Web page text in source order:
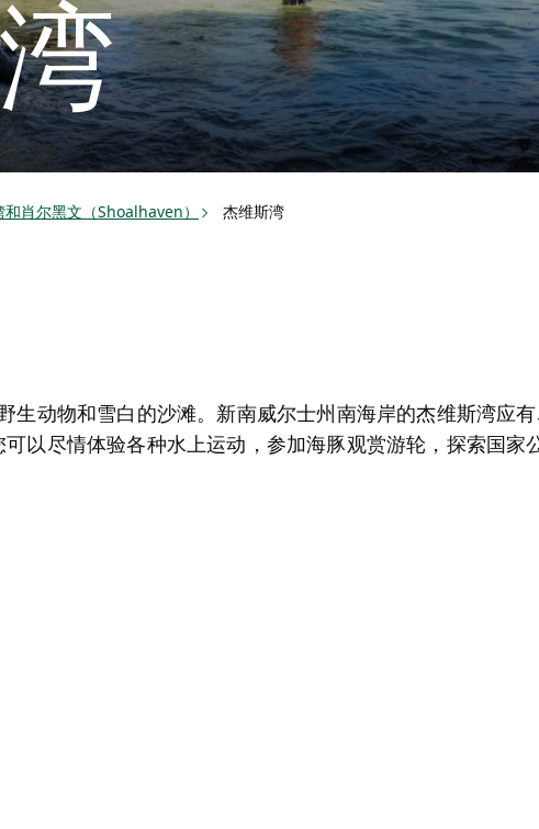
肖尔黑文（Shoalhaven） 杰维斯湾
生动物和雪白的沙滩。新南威尔士州南海岸的杰维斯湾应
可以尽情体验各种水上运动，参加海豚观赏游轮，探索国